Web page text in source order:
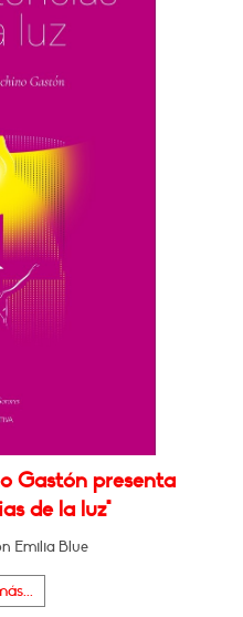
Gastón presenta
de la luz"
Emilia Blue